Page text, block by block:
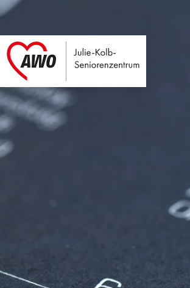
Julie-Kolb-